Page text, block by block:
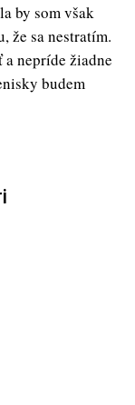
by som však
že sa nestratím.
nepríde žiadne
budem